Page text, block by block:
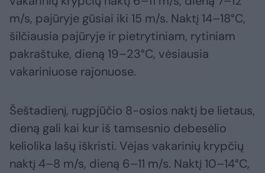
m/s, pajūryje gūsiai iki 15 m/s. Naktį 14–18°C,
šilčiausia pajūryje ir pietrytiniam, rytiniam
pakraštuke, dieną 19–23°C, vėsiausia
vakariniuose rajonuose.
Šeštadienį, rugpjūčio 8-osios naktį be lietaus,
dieną gali kai kur iš tamsesnio debesėlio
keliolika lašų iškristi. Vėjas vakarinių krypčių
naktį 4–8 m/s, dieną 6–11 m/s. Naktį 10–14°C,